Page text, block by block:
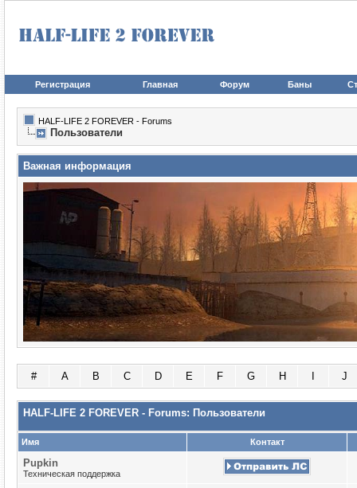
Регистрация Главная Форум Баны
HALF-LIFE 2 FOREVER - Forums
Пользователи
Важная информация
# A B C D E F G H J
HALF-LIFE 2 FOREVER - Forums: Пользователи
Имя Контакт
Puрkin
Техническая поддержка